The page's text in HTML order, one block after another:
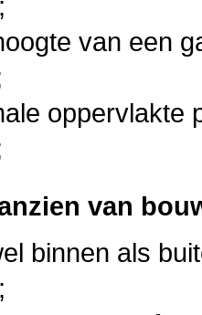
van een
oppervlakte
van
binnen als